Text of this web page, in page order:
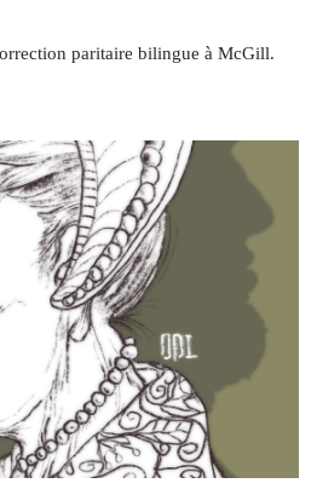
paritaire bilingue à McGill.